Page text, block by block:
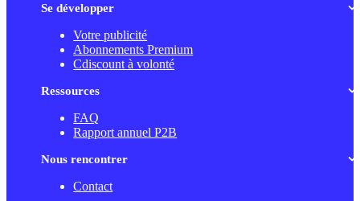
Se développer
Votre publicité
Abonnements Premium
Cdiscount à volonté
Ressources
FAQ
Rapport annuel P2B
Nous rencontrer
Contact